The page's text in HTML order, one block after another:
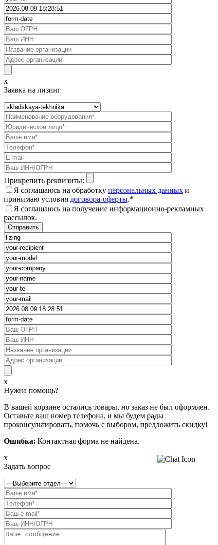
x
Заявка на лизинг
Прикрепить реквизиты:
Я соглашаюсь на обработку персональных данных и
принимаю условия договора-оферты.*
Я соглашаюсь на получение информационно-рекламных
рассылок.
x
Нужна помощь?
В вашей корзине остались товары, но заказ не был оформлен.
Оставьте ваш номер телефона, и мы будем рады
проконсультировать, помочь с выбором, предложить скидку!
Ошибка: Контактная форма не найдена.
x
Задать вопрос